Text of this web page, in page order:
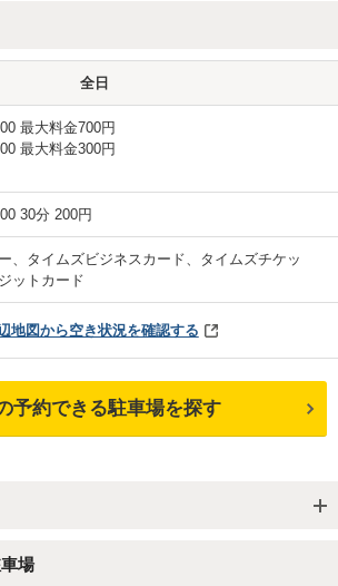
全日
最大料金700円
最大料金300円
30分 200円
、タイムズビジネスカード、タイムズチケッ
ットカード
地図から空き状況を確認する
予約できる駐車場を探す
場